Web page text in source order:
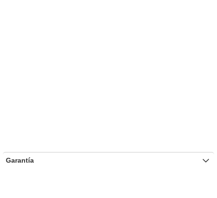
Garantía